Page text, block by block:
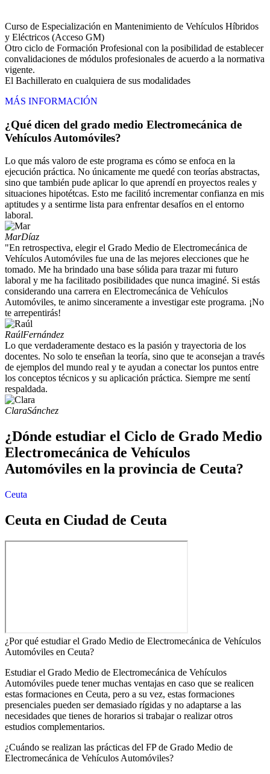
Curso de Especialización en Mantenimiento de Vehículos Híbridos
y Eléctricos (Acceso GM)
Otro ciclo de Formación Profesional con la posibilidad de establecer
convalidaciones de módulos profesionales de acuerdo a la normativa
vigente.
El Bachillerato en cualquiera de sus modalidades
MÁS INFORMACIÓN
¿Qué dicen del grado medio Electromecánica de
Vehículos Automóviles?
Lo que más valoro de este programa es cómo se enfoca en la
ejecución práctica. No únicamente me quedé con teorías abstractas,
sino que también pude aplicar lo que aprendí en proyectos reales y
situaciones hipotétcas. Esto me facilitó incrementar confianza en mis
aptitudes y a sentirme lista para enfrentar desafíos en el entorno
laboral.
MarDíaz
"En retrospectiva, elegir el Grado Medio de Electromecánica de
Vehículos Automóviles fue una de las mejores elecciones que he
tomado. Me ha brindado una base sólida para trazar mi futuro
laboral y me ha facilitado posibilidades que nunca imaginé. Si estás
considerando una carrera en Electromecánica de Vehículos
Automóviles, te animo sinceramente a investigar este programa. ¡No
te arrepentirás!
RaúlFernández
Lo que verdaderamente destaco es la pasión y trayectoria de los
docentes. No solo te enseñan la teoría, sino que te aconsejan a través
de ejemplos del mundo real y te ayudan a conectar los puntos entre
los conceptos técnicos y su aplicación práctica. Siempre me sentí
respaldada.
ClaraSánchez
¿Dónde estudiar el Ciclo de Grado Medio
Electromecánica de Vehículos
Automóviles en la provincia de Ceuta?
Ceuta
Ceuta en Ciudad de Ceuta
¿Por qué estudiar el Grado Medio de Electromecánica de Vehículos
Automóviles en Ceuta?
Estudiar el Grado Medio de Electromecánica de Vehículos
Automóviles puede tener muchas ventajas en caso que se realicen
estas formaciones en Ceuta, pero a su vez, estas formaciones
presenciales pueden ser demasiado rígidas y no adaptarse a las
necesidades que tienes de horarios si trabajar o realizar otros
estudios complementarios.
¿Cuándo se realizan las prácticas del FP de Grado Medio de
Electromecánica de Vehículos Automóviles?​